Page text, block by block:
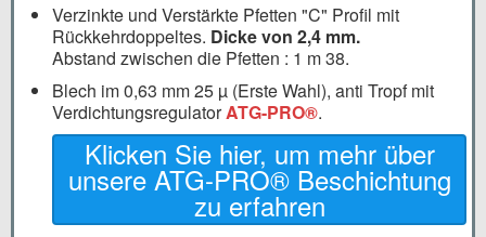
Verzinkte und Verstärkte Pfetten "C" Profil mit
Rückkehrdoppeltes. Dicke von 2,4 mm.
Abstand zwischen die Pfetten : 1 m 38.
Blech im 0,63 mm 25 µ (Erste Wahl), anti Tropf mit
VerdichtungsregulatorATG-PRO®.
Klicken Sie hier, um mehr über
unsere ATG-PRO® Beschichtung
zu erfahren